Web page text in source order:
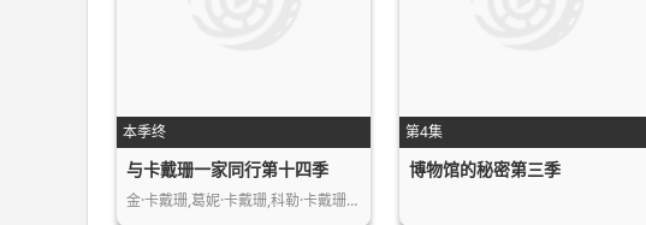
本季终
与卡戴珊一家同行第十四季
金·卡戴珊,葛妮·卡戴珊,科勒·卡戴珊…
第4集
博物馆的秘密第三季